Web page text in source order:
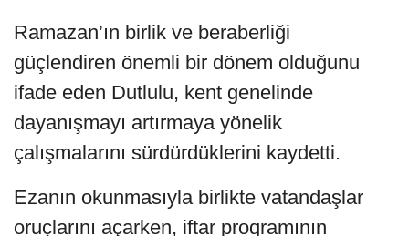
Ramazan’ın birlik ve beraberliği
güçlendiren önemli bir dönem olduğunu
ifade eden Dutlulu, kent genelinde
dayanışmayı artırmaya yönelik
çalışmalarını sürdürdüklerini kaydetti.
Ezanın okunmasıyla birlikte vatandaşlar
oruçlarını açarken, iftar programının